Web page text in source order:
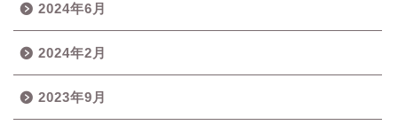
2024年6月
2024年2月
2023年9月